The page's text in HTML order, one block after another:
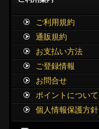
ご利用規約
通販規約
お支払い方法
ご登録情報
お問合せ
ポイントについて
個人情報保護方針